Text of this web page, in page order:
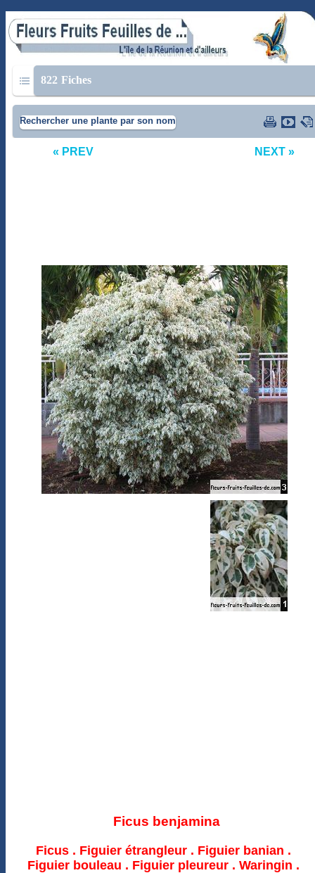
822 Fiches
Rechercher une plante par son nom
« PREV NEXT »
Ficus benjamina
Ficus . Figuier étrangleur . Figuier banian .
Figuier bouleau . Figuier pleureur . Waringin .